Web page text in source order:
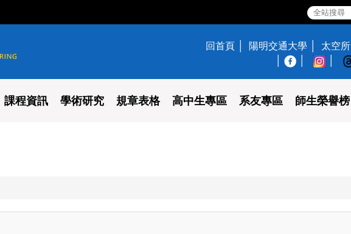
回首頁 陽明交通大學 太空所
課程資訊 學術研究 規章表格 高中生專區 系友專區 師生榮譽榜